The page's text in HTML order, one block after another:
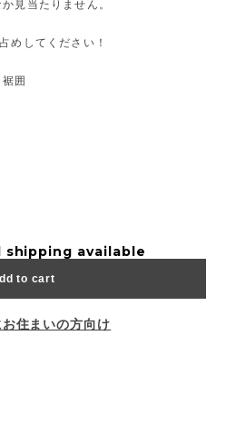
見当たりません。
めしてください！
囲
available
to cart
住まいの方向け